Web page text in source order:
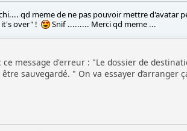
qd meme de ne pas pouvoir mettre d'avatar
it's over" !
Snif ......... Merci qd meme ...
message d'erreur : "Le dossier de
sauvegardé. " On va essayer d’arranger